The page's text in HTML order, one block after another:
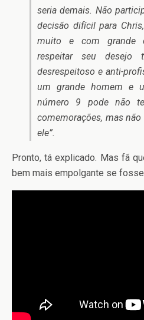
seria demais. Não
decisão difícil para
muito e com grande
respeitar seu desejo
desrespeitoso e anti-
um grande homem e
número 9 pode não
comemorações, mas
ele”.
Pronto, tá explicado. Mas fã
bem mais empolgante se